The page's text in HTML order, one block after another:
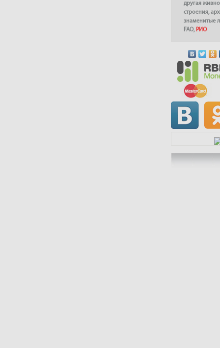
другая
строения,
знаменитые
FAO, РИО